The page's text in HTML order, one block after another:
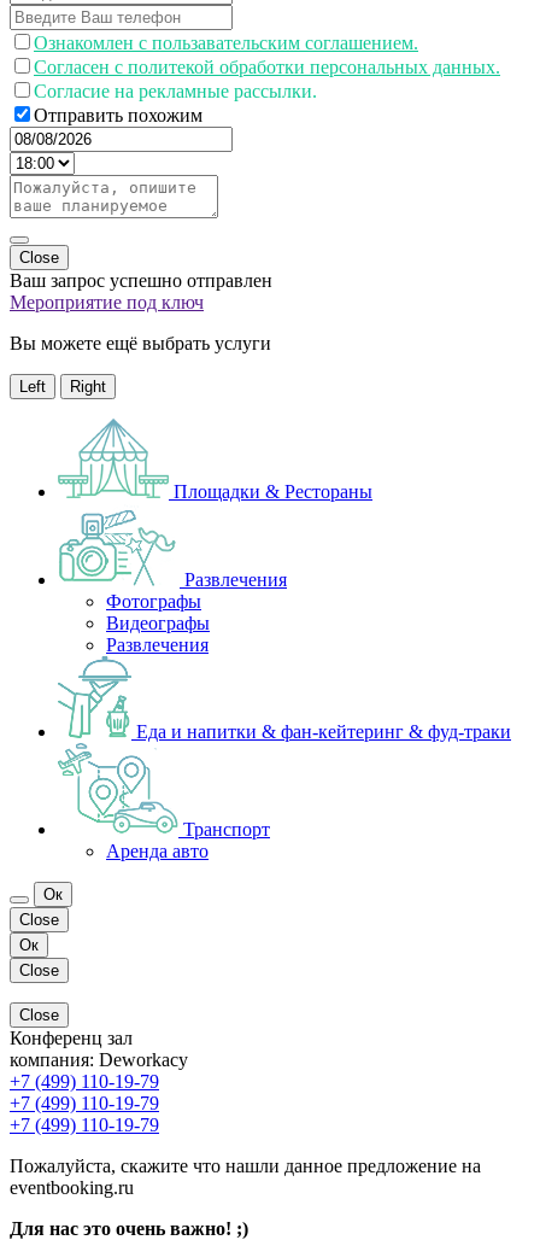
Ознакомлен с пользавательским соглашением.
Согласен с политекой обработки персональных данных.
Согласие на рекламные рассылки.
Отправить похожим
Close
Ваш запрос успешно отправлен
Мероприятие под ключ
Вы можете ещё выбрать услуги
Left Right
Площадки & Рестораны
Развлечения
Фотографы
Видеографы
Развлечения
Еда и напитки & фан-кейтеринг & фуд-траки
Транспорт
Аренда авто
Ок
Close
Ок
Close
Close
Конференц зал
компания: Deworkacy
+7 (499) 110-19-79
+7 (499) 110-19-79
+7 (499) 110-19-79
Пожалуйста, скажите что нашли данное предложение на
eventbooking.ru
Для нас это очень важно! ;)